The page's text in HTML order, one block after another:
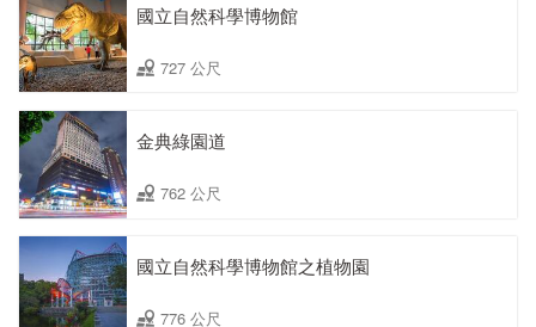
國立自然科學博物館
727 公尺
金典綠園道
762 公尺
國立自然科學博物館之植物園
776 公尺